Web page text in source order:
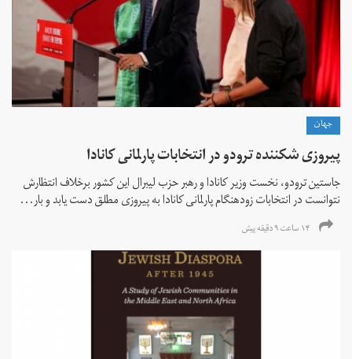
جهان
پیروزی شکننده ترودو در انتخابات پارلمانی کانادا
جاستین ترودو، نخست وزیر کانادا و رهبر حزب لیبرال این کشور برخلاف انتظارش
نتوانست در انتخابات زود‌هنگام پارلمانی کانادا به پیروزی مطلق دست یابد و بار...
۱۴ ساعت ۹ دقیقه پیش